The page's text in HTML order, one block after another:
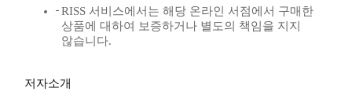
RISS 서비스에서는 해당 온라인 서점에서 구매한
상품에 대하여 보증하거나 별도의 책임을 지지
않습니다.
저자소개